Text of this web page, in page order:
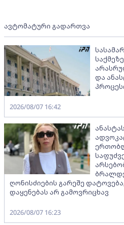
ავტომატური გადართვა
და
2026/08/07 16:42
ღონისძიების გარეშე
დაყენებას არ გამოვრიცხავ
2026/08/07 16:23